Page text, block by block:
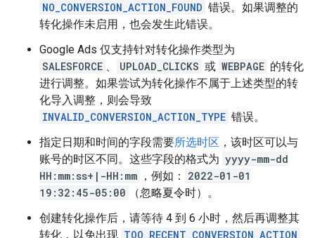
NO_CONVERSION_ACTION_FOUND 错误。如果调整的
转化操作未启用，也会发生此错误。
Google Ads 仅支持针对转化操作类型为
SALESFORCE 、 UPLOAD_CLICKS 或 WEBPAGE 的转化
进行调整。如果尝试为转化操作不属于上述类型的转
化导入调整，则会导致
INVALID_CONVERSION_ACTION_TYPE 错误。
指定日期和时间的字段需要所选时区 ，该时区可以与
账号的时区不同。这些字段的格式为 yyyy-mm-dd
HH:mm:ss+|-HH:mm ，例如：
2022-01-01
19:32:45-05:00
（忽略夏令时）。
创建转化操作后，请等待 4 到 6 小时，然后再调整其
转化，以免出现 TOO_RECENT_CONVERSION_ACTION